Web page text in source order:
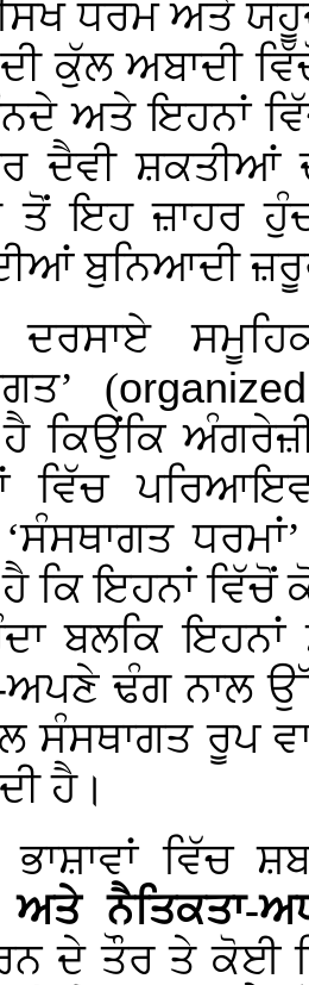
ਧਰਮ ਅਤੇ
ਕੁੱਲ ਅਬਾਦੀ
ਅਤੇ ਇਹਨਾਂ
ਦੈਵੀ ਸ਼ਕਤੀਆਂ
ਤੋਂ ਇਹ ਜ਼ਾਹਰ
ਬੁਨਿਆਦੀ
(
ਕਿਉਂਕਿ
ਵਿੱਚ
ਕਿ ਇਹਨਾਂ ਵਿੱਚੋਂ
ਬਲਕਿ
ਢੰਗ ਨਾਲ
ਸੰਸਥਾਗਤ ਰੂਪ
ਹੈ।
ਭਾਸ਼ਾਵਾਂ
ਨੈਤਿਕਤਾ-
ਦੇ ਤੌਰ ਤੇ ਕੋਈ